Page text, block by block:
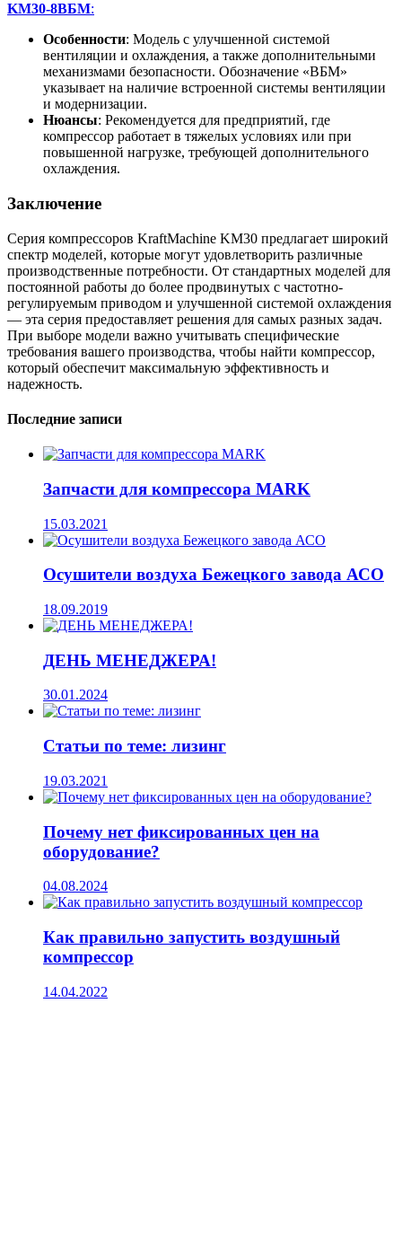
KM30-8ВБМ:
Особенности: Модель с улучшенной системой
вентиляции и охлаждения, а также дополнительными
механизмами безопасности. Обозначение «ВБМ»
указывает на наличие встроенной системы вентиляции
и модернизации.
Нюансы: Рекомендуется для предприятий, где
компрессор работает в тяжелых условиях или при
повышенной нагрузке, требующей дополнительного
охлаждения.
Заключение
Серия компрессоров KraftMachine KM30 предлагает широкий
спектр моделей, которые могут удовлетворить различные
производственные потребности. От стандартных моделей для
постоянной работы до более продвинутых с частотно-
регулируемым приводом и улучшенной системой охлаждения
— эта серия предоставляет решения для самых разных задач.
При выборе модели важно учитывать специфические
требования вашего производства, чтобы найти компрессор,
который обеспечит максимальную эффективность и
надежность.
Последние записи
Запчасти для компрессора MARK
15.03.2021
Осушители воздуха Бежецкого завода АСО
18.09.2019
ДЕНЬ МЕНЕДЖЕРА!
30.01.2024
Статьи по теме: лизинг
19.03.2021
Почему нет фиксированных цен на
оборудование?
04.08.2024
Как правильно запустить воздушный
компрессор
14.04.2022